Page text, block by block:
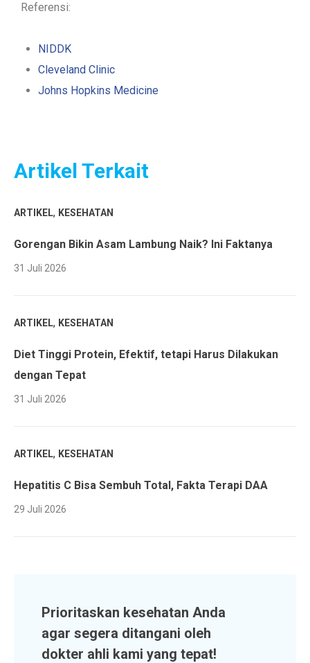
Referensi:
NIDDK
Cleveland Clinic
Johns Hopkins Medicine
Artikel Terkait
ARTIKEL, KESEHATAN
Gorengan Bikin Asam Lambung Naik? Ini Faktanya
31 Juli 2026
ARTIKEL, KESEHATAN
Diet Tinggi Protein, Efektif, tetapi Harus Dilakukan
dengan Tepat
31 Juli 2026
ARTIKEL, KESEHATAN
Hepatitis C Bisa Sembuh Total, Fakta Terapi DAA
29 Juli 2026
Prioritaskan kesehatan Anda
agar segera ditangani oleh
dokter ahli kami yang tepat!